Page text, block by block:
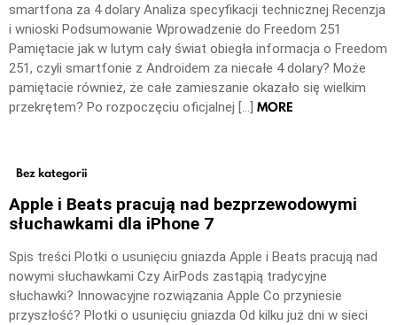
smartfona za 4 dolary Analiza specyfikacji technicznej Recenzja
i wnioski Podsumowanie Wprowadzenie do Freedom 251
Pamiętacie jak w lutym cały świat obiegła informacja o Freedom
251, czyli smartfonie z Androidem za niecałe 4 dolary? Może
pamiętacie również, że całe zamieszanie okazało się wielkim
przekrętem? Po rozpoczęciu oficjalnej […] MORE
Bez kategorii
Apple i Beats pracują nad bezprzewodowymi
słuchawkami dla iPhone 7
Spis treści Plotki o usunięciu gniazda Apple i Beats pracują nad
nowymi słuchawkami Czy AirPods zastąpią tradycyjne
słuchawki? Innowacyjne rozwiązania Apple Co przyniesie
przyszłość? Plotki o usunięciu gniazda Od kilku już dni w sieci